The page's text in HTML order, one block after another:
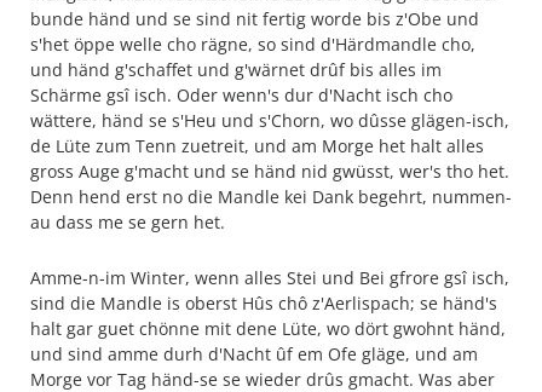
bunde händ und se sind nit fertig worde bis z'Obe und
s'het öppe welle cho rägne, so sind d'Härdmandle cho,
und händ g'schaffet und g'wärnet drûf bis alles im
Schärme gsî isch. Oder wenn's dur d'Nacht isch cho
wättere, händ se s'Heu und s'Chorn, wo dûsse glägen-isch,
de Lüte zum Tenn zuetreit, und am Morge het halt alles
gross Auge g'macht und se händ nid gwüsst, wer's tho het.
Denn hend erst no die Mandle kei Dank begehrt, nummen-
au dass me se gern het.
Amme-n-im Winter, wenn alles Stei und Bei gfrore gsî isch,
sind die Mandle is oberst Hûs chô z'Aerlispach; se händ's
halt gar guet chönne mit dene Lüte, wo dört gwohnt händ,
und sind amme durh d'Nacht ûf em Ofe gläge, und am
Morge vor Tag händ-se se wieder drûs gmacht. Was aber